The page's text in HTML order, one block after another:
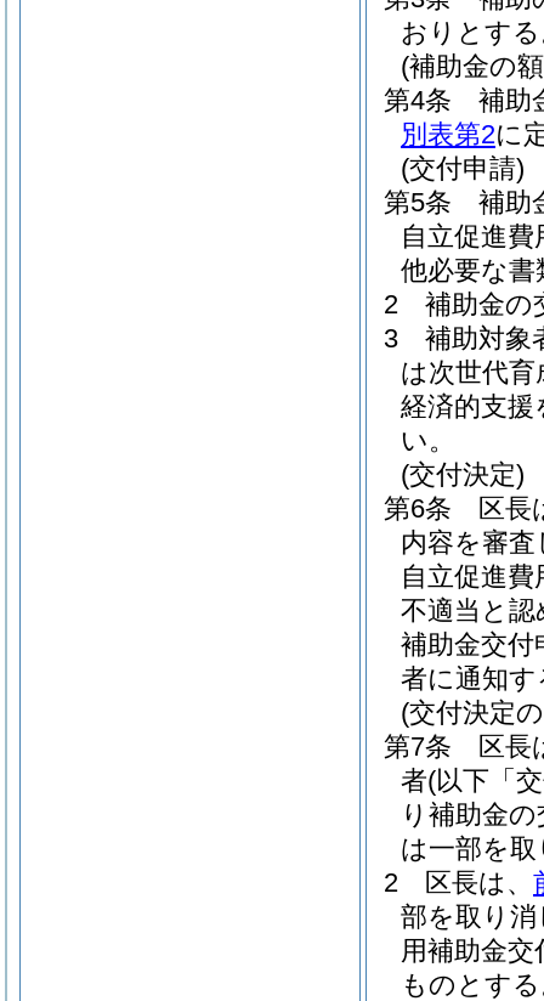
おりとす
(補助金の
第4条
補助
別表第2に
(交付申請)
第5条
補助
自立促進
他必要な
2
補助金の
3
補助対象
は次世代
経済的支
い。
(交付決定)
第6条
区長
内容を審
自立促進
不適当と
補助金交付
者に通知す
(交付決定
第7条
区長
者(以下「
り補助金
は一部を
2
区長は、
部を取り
用補助金交
ものとす